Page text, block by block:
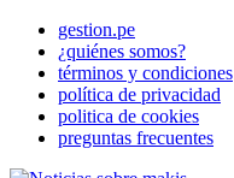
gestion.pe
¿quiénes somos?
términos y condiciones
política de privacidad
politica de cookies
preguntas frecuentes